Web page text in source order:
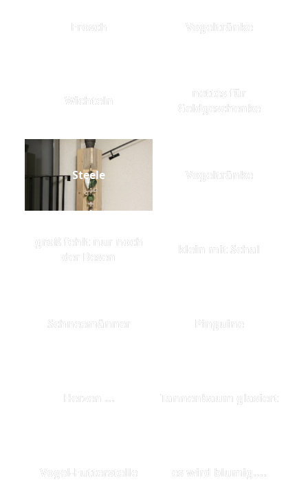
Frosch Vogeltränke
Wichteln
nettes für
Geldgeschenke
Steele Vogeltränke
groß fehlt nur noch
der Besen
klein mit Schal
Schneemänner Pinguine
Herzen ... Tannenbaum glasiert
Vogel-Futterstelle es wird blumig....